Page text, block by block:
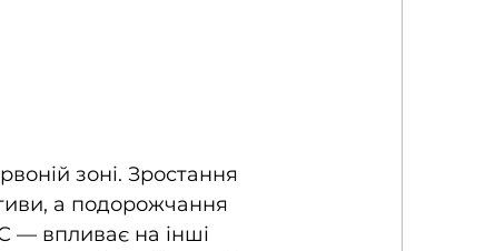
зоні. Зростання
а подорожчання
— впливає на інші